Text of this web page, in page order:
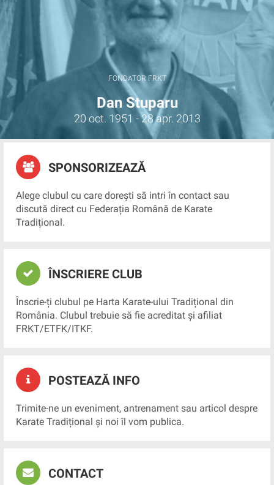
FONDATOR FRKT
Dan Stuparu
20 oct. 1951 - 28 apr. 2013
SPONSORIZEAZĂ
Alege clubul cu care dorești să intri în contact sau
discută direct cu Federația Română de Karate
Tradițional.
ÎNSCRIERE CLUB
Înscrie-ți clubul pe Harta Karate-ului Tradițional din
România. Clubul trebuie să fie acreditat și afiliat
FRKT/ETFK/ITKF.
POSTEAZĂ INFO
Trimite-ne un eveniment, antrenament sau articol despre
Karate Tradițional și noi îl vom publica.
CONTACT